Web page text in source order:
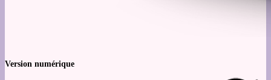
Version numérique